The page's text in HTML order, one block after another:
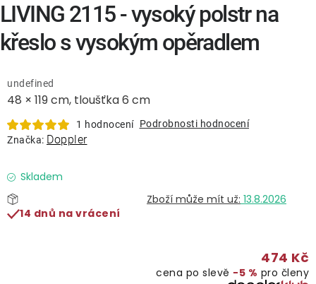
Lavice a houpačky
Lehátka
Doplňky
Deštníky
Gastro produkty
48 × 119 cm, tloušťka 6 cm
undefined
1 hodnocení Podrobnosti hodnocení
Značka: Doppler
Skladem
13.8.2026
14 dnů na vrácení
474 Kč
cena po slevě −5 % pro členy
LIVING 2115 - vysoký polstr na
křeslo s vysokým opěradlem